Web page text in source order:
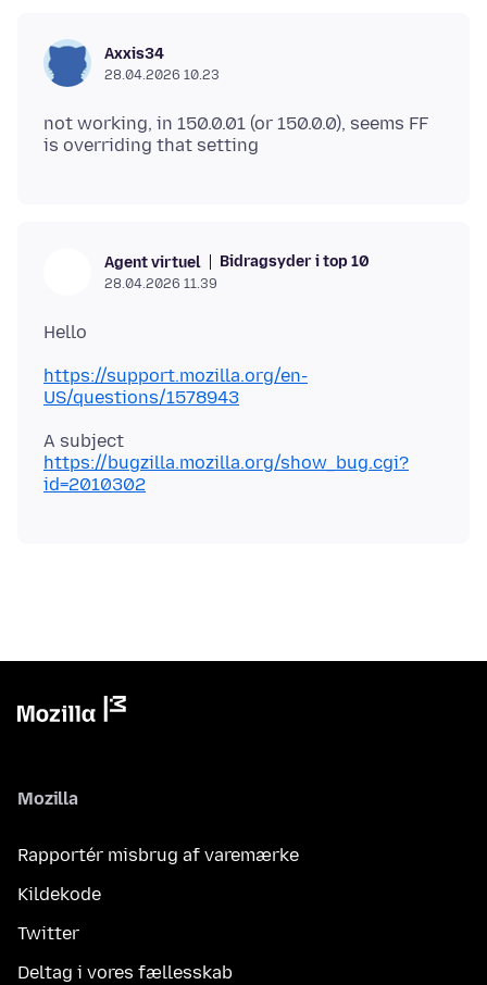
Axxis34
28.04.2026 10.23
not working, in 150.0.01 (or 150.0.0), seems FF
Agent virtuel Bidragsyder i top 10
28.04.2026 11.39
https://support.mozilla.org/en-
US/questions/1578943
A subject
https://bugzilla.mozilla.org/show_bug.cgi?
id=2010302
Mozilla
Rapportér misbrug af varemærke
Kildekode
Twitter
Deltag i vores fællesskab